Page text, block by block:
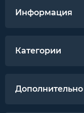
Информация
Категории
Дополнительно